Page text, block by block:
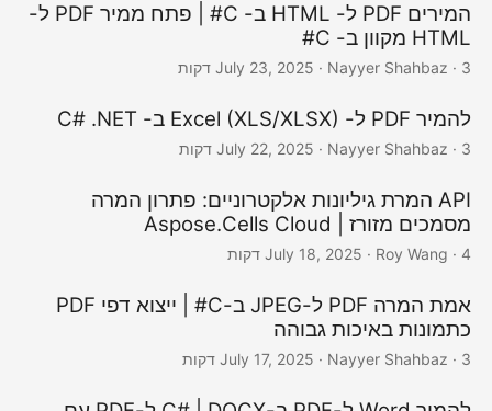
המירים PDF ל- HTML ב- C# | פתח ממיר PDF ל-
HTML מקוון ב- C#
July 23, 2025 · Nayyer Shahbaz · 3 דקות
להמיר PDF ל- Excel (XLS/XLSX) ב- C# .NET
July 22, 2025 · Nayyer Shahbaz · 3 דקות
API המרת גיליונות אלקטרוניים: פתרון המרה
מסמכים מזורז | Aspose.Cells Cloud
July 18, 2025 · Roy Wang · 4 דקות
אמת המרה PDF ל-JPEG ב-C# | ייצוא דפי PDF
כתמונות באיכות גבוהה
July 17, 2025 · Nayyer Shahbaz · 3 דקות